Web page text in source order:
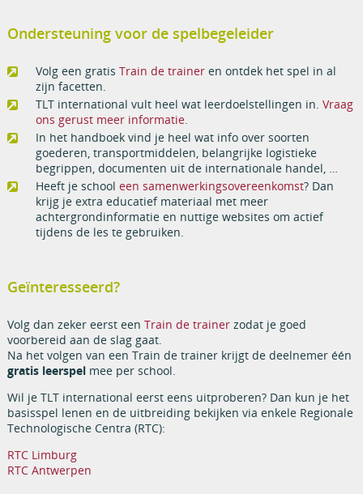
Ondersteuning voor de spelbegeleider
Volg een gratis Train de trainer en ontdek het spel in al
zijn facetten.
TLT international vult heel wat leerdoelstellingen in. Vraag
ons gerust meer informatie.
In het handboek vind je heel wat info over soorten
goederen, transportmiddelen, belangrijke logistieke
begrippen, documenten uit de internationale handel, …
Heeft je school een samenwerkingsovereenkomst? Dan
krijg je extra educatief materiaal met meer
achtergrondinformatie en nuttige websites om actief
tijdens de les te gebruiken.
Geïnteresseerd?
Volg dan zeker eerst een Train de trainerzodat je goed
voorbereid aan de slag gaat.
Na het volgen van een Train de trainer krijgt de deelnemer één
gratis leerspel mee per school.
Wil je TLT international eerst eens uitproberen? Dan kun je het
basisspel lenen en de uitbreiding bekijken via enkele Regionale
Technologische Centra (RTC):
RTC Limburg
RTC Antwerpen